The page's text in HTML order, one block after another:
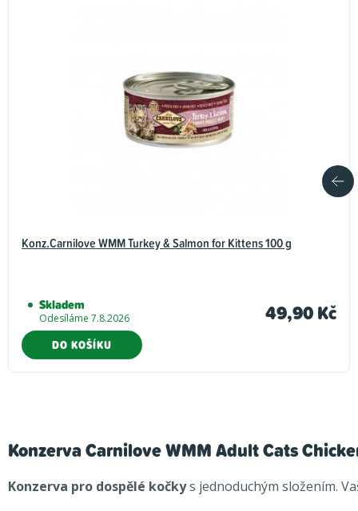
Konz.Carnilove WMM Turkey & Salmon for Kittens 100 g
Skladem
Odesíláme 7.8.2026 49,90 Kč
DO KOŠÍKU
Konzerva Carnilove WMM Adult Cats
Konzerva pro dospělé kočkys jednoduchým složením.